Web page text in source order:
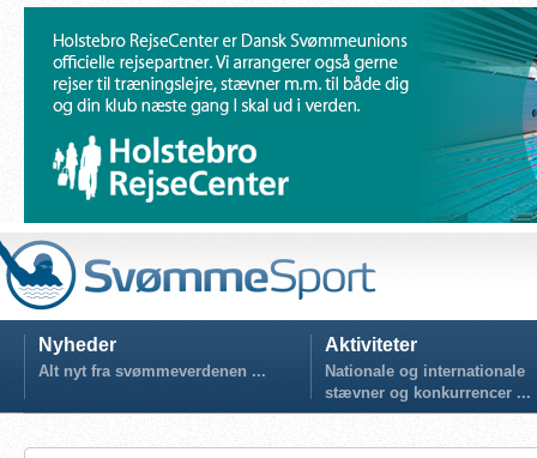
Nyheder
Alt nyt fra svømmeverdenen ...
Aktiviteter
Nationale og internationale
stævner og konkurrencer ...